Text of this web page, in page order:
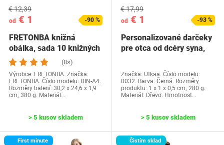
od € 1
€ 12,39
-90 %
FRETONBA knižná
obálka, sada 10 knižných
dosiek, priehľadné…
(8×)
Výrobce: FRETONBA. Značka:
FRETONBA. Číslo modelu: DIN-A4.
Rozměry balení: 30,2 x 24,6 x 1,9
cm; 380 g. Materiál…
> 5 kusov skladem
od € 1
€ 17,99
-93 %
Personalizované darčeky
pre otca od dcéry syna,
Značka: Ufkaa. Číslo modelu:
0032. Barva: Černá. Rozměry
produktu: 1 x 1 x 0,5 cm; 280 g.
Materiál: Dřevo. Hmotnost…
> 5 kusov skladem
First minute Čistím sklad